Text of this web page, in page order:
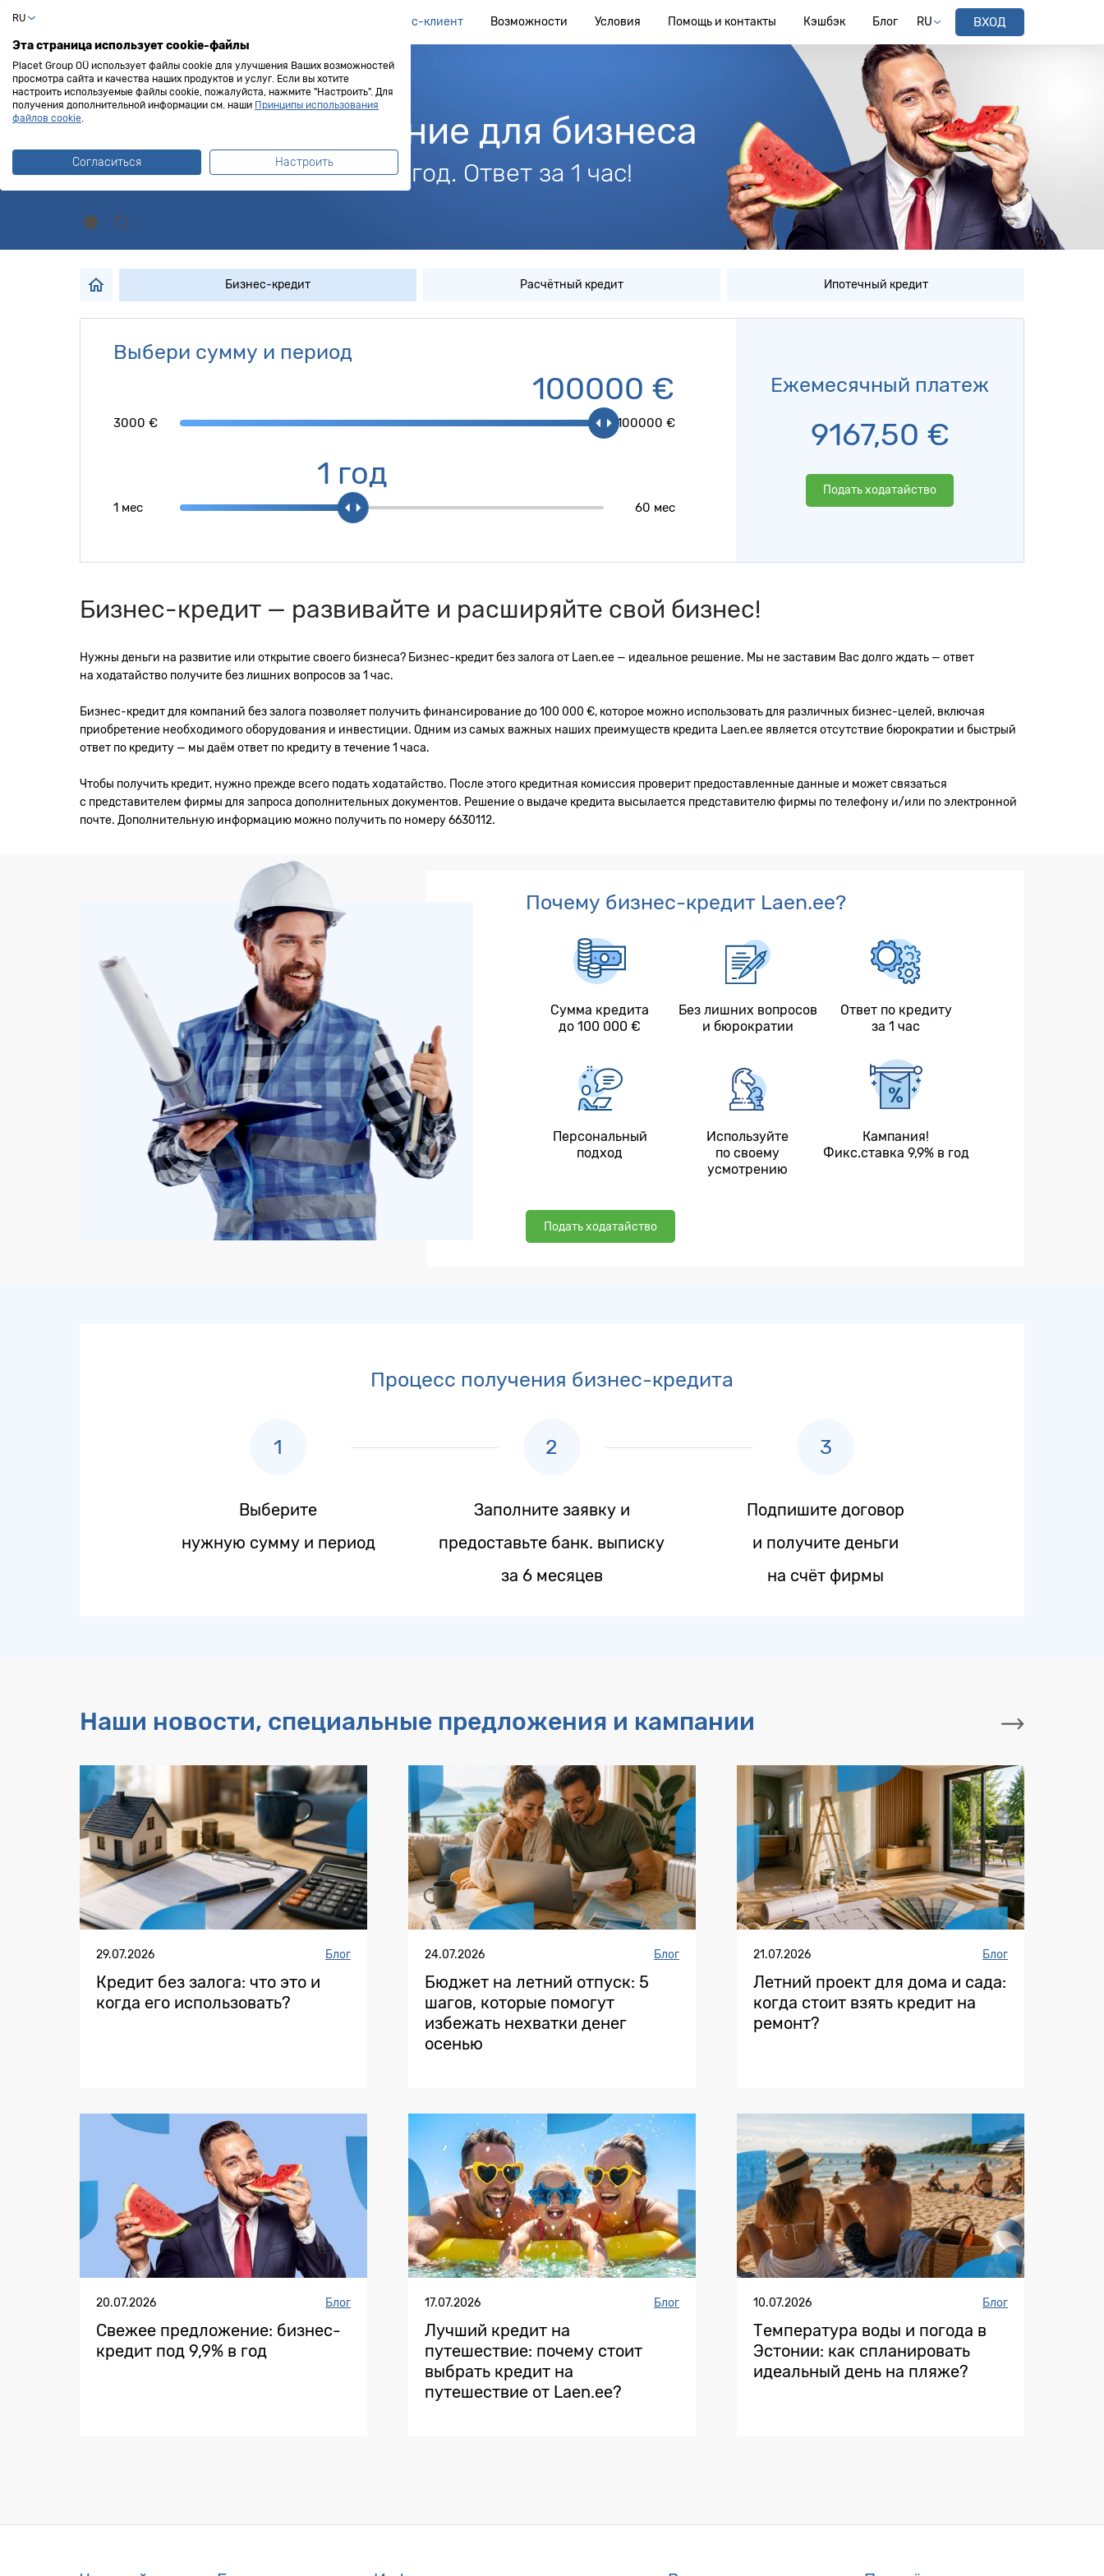
Бизнес-клиент Возможности Условия Помощь и контакты Кэшбэк Блог RU ВХОД
Свежее предложение для бизнеса
Бизнес-кредиты под 9,9% в год. Ответ за 1 час!
Бизнес-кредит Расчётный кредит Ипотечный кредит
Выбери сумму и период
3000 € 100000 €
100000 €
1 мес 60 мес
1 год
Ежемесячный платеж
9167,50 €
Подать ходатайство
Бизнес-кредит — развивайте и расширяйте свой бизнес!
Нужны деньги на развитие или открытие своего бизнеса? Бизнес-кредит без залога от Laen.ee — идеальное решение. Мы не заставим Вас долго ждать — ответ
на ходатайство получите без лишних вопросов за 1 час.
Бизнес-кредит для компаний без залога позволяет получить финансирование до 100 000 €, которое можно использовать для различных бизнес-целей, включая
приобретение необходимого оборудования и инвестиции. Одним из самых важных наших преимуществ кредита Laen.ee является отсутствие бюрократии и быстрый
ответ по кредиту — мы даём ответ по кредиту в течение 1 часа.
Чтобы получить кредит, нужно прежде всего подать ходатайство. После этого кредитная комиссия проверит предоставленные данные и может связаться
с представителем фирмы для запроса дополнительных документов. Решение о выдаче кредита высылается представителю фирмы по телефону и/​или по электронной
почте. Дополнительную информацию можно получить по номеру 6630112.
Почему бизнес-кредит Laen.ee?
Сумма кредита
до 100 000 €
Без лишних вопросов
и бюрократии
Ответ по кредиту
за 1 час
Персональный
подход
Используйте
по своему
усмотрению
Кампания!
Фикс.ставка 9,9% в год
Подать ходатайство
Процесс получения бизнес-кредита
Выберите
нужную сумму и период
Заполните заявку и
предоставьте банк. выписку
за 6 месяцев
Подпишите договор
и получите деньги
на счёт фирмы
Наши новости, специальные предложения и кампании
29.07.2026 Блог
Кредит без залога: что это и
когда его использовать?
24.07.2026 Блог
Бюджет на летний отпуск: 5
шагов, которые помогут
избежать нехватки денег
осенью
21.07.2026 Блог
Летний проект для дома и сада:
когда стоит взять кредит на
ремонт?
20.07.2026 Блог
Свежее предложение: бизнес-
кредит под 9,9% в год
17.07.2026 Блог
Лучший кредит на
путешествие: почему стоит
выбрать кредит на
путешествие от Laen.ee?
10.07.2026 Блог
Температура воды и погода в
Эстонии: как спланировать
идеальный день на пляже?
RU
Эта страница использует cookie-файлы
Placet Group OÜ использует файлы cookie для улучшения Ваших возможностей
просмотра сайта и качества наших продуктов и услуг. Если вы хотите
настроить используемые файлы cookie, пожалуйста, нажмите "Настроить". Для
получения дополнительной информации см. наши Принципы использования
файлов cookie.
Согласиться Настроить